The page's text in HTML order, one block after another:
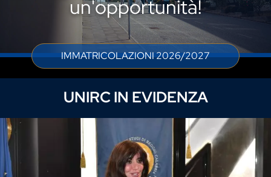
un'opportunità!
IMMATRICOLAZIONI 2026/2027
UNIRC IN EVIDENZA